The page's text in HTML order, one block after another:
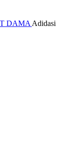
DAMAAdidasi